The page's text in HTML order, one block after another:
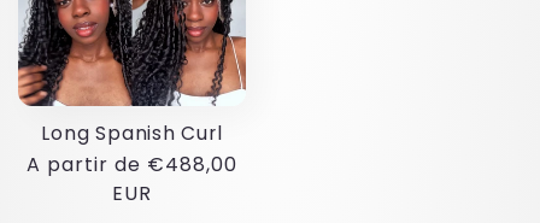
Long Spanish Curl
Preço
A partir de €488,00
EUR